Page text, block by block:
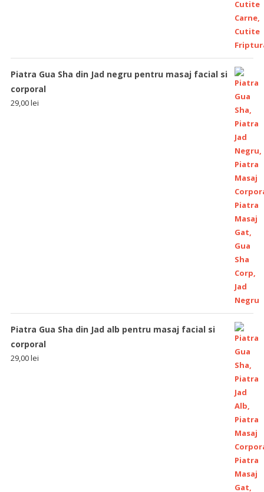
Piatra Gua Sha din Jad negru pentru masaj facial si
corporal
29,00lei
Piatra Gua Sha din Jad alb pentru masaj facial si
corporal
29,00lei